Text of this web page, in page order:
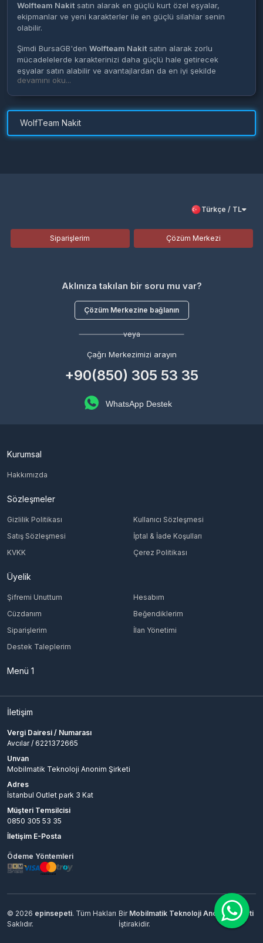
Wolfteam Nakit satın alarak en güçlü kurt özel eşyalar,
ekipmanlar ve yeni karakterler ile en güçlü silahlar senin
olabilir.
Şimdi BursaGB'den Wolfteam Nakit satın alarak zorlu
mücadelelerde karakterinizi daha güçlü hale getirecek
eşyalar satın alabilir ve avantajlardan da en iyi şekilde
yararlanabilirsiniz.
devamını oku...
WolfTeam Nakit
Türkçe / TL
Siparişlerim Çözüm Merkezi
Aklınıza takılan bir soru mu var?
Çözüm Merkezine bağlanın
veya
Çağrı Merkezimizi arayın
+90(850) 305 53 35
WhatsApp Destek
Kurumsal
Hakkımızda
Sözleşmeler
Gizlilik Politikası
Kullanıcı Sözleşmesi
Satış Sözleşmesi
İptal & İade Koşulları
KVKK
Çerez Politikası
Üyelik
Şifremi Unuttum
Hesabım
Cüzdanım
Beğendiklerim
Siparişlerim
İlan Yönetimi
Destek Taleplerim
Menü 1
İletişim
Vergi Dairesi / Numarası
Avcılar / 6221372665
Unvan
Mobilmatik Teknoloji Anonim Şirketi
Adres
İstanbul Outlet park 3 Kat
Müşteri Temsilcisi
0850 305 53 35
İletişim E-Posta
Ödeme Yöntemleri
© 2026 epinsepeti. Tüm Hakları
Saklıdır.
Bir Mobilmatik Teknoloji Anonim Şirketi
İştirakidir.